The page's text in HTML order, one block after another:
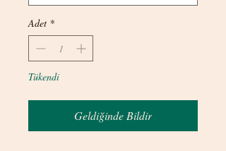
Adet *
Tükendi
Geldiğinde Bildir